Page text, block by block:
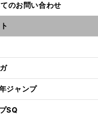
のお問い合わせ
ジャンプ
SQ